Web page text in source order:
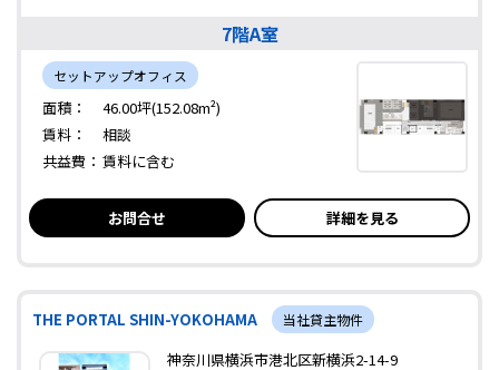
7階A室
セットアップオフィス
面積：
46.00坪(152.08m²)
賃料：
相談
共益費： 賃料に含む
お問合せ 詳細を見る
THE PORTAL SHIN-YOKOHAMA 当社貸主物件
神奈川県横浜市港北区新横浜2-14-9